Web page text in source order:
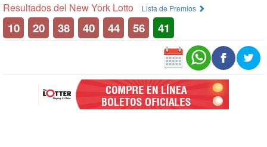
Resultados del New York Lotto Lista de Premios
10 20 38 40 44 56 41